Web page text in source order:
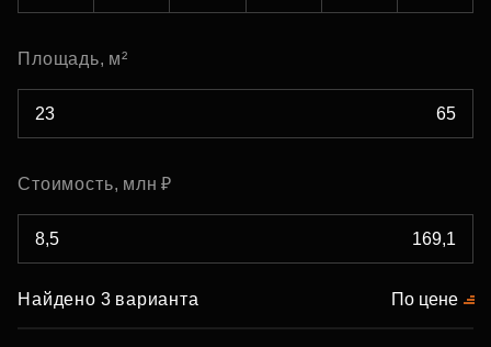
Площадь, м²
Стоимость, млн ₽
Найдено 3 варианта По цене